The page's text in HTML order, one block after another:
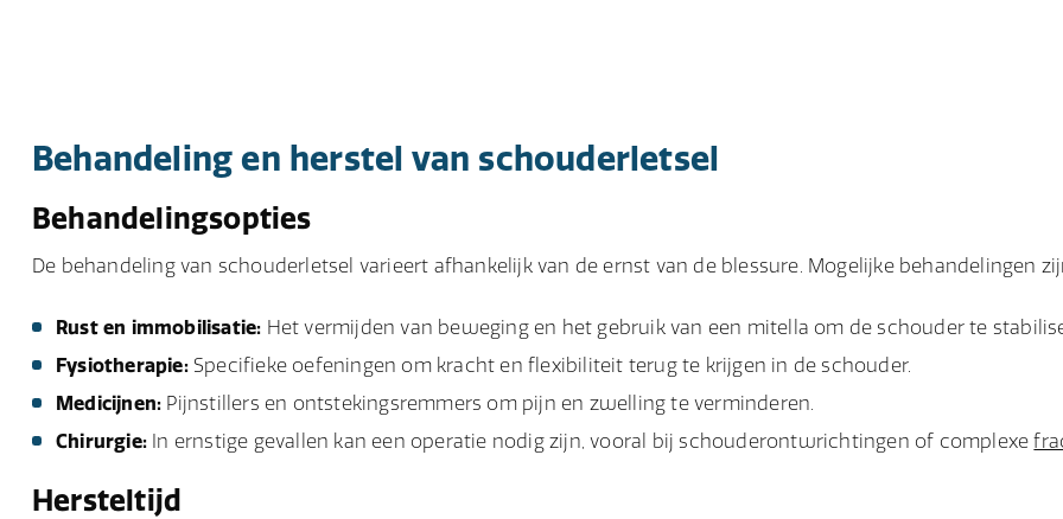
Behandeling en herstel van schouderletsel
Behandelingsopties
De behandeling van schouderletsel varieert afhankelijk van de ernst van de blessure. Mogelijke behandelingen
Rust en immobilisatie: Het vermijden van beweging en het gebruik van een mitella om de schouder te
Fysiotherapie:Specifieke oefeningen om kracht en flexibiliteit terug te krijgen in de schouder.
Medicijnen: Pijnstillers en ontstekingsremmers om pijn en zwelling te verminderen.
Chirurgie: In ernstige gevallen kan een operatie nodig zijn, vooral bij schouderontwrichtingen of complexe
Hersteltijd